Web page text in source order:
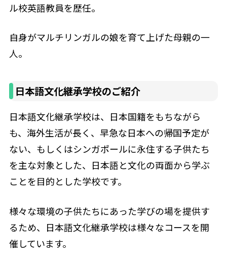
ル校英語教員を歴任。
自身がマルチリンガルの娘を育て上げた母親の一
人。
日本語文化継承学校のご紹介
日本語文化継承学校は、日本国籍をもちながら
も、海外生活が長く、早急な日本への帰国予定が
ない、もしくはシンガポールに永住する子供たち
を主な対象とした、日本語と文化の両面から学ぶ
ことを目的とした学校です。
様々な環境の子供たちにあった学びの場を提供す
るため、日本語文化継承学校は様々なコースを開
催しています。